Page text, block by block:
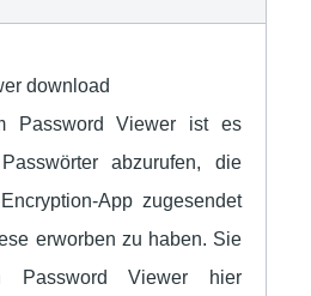
Password Viewer ist es
abzurufen, die
App zugesendet
erworben zu haben. Sie
Password Viewer hier